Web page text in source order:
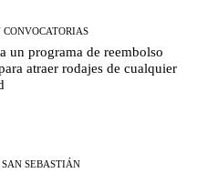
CONVOCATORIAS
un programa de reembolso
atraer rodajes de cualquier
SEBASTIÁN